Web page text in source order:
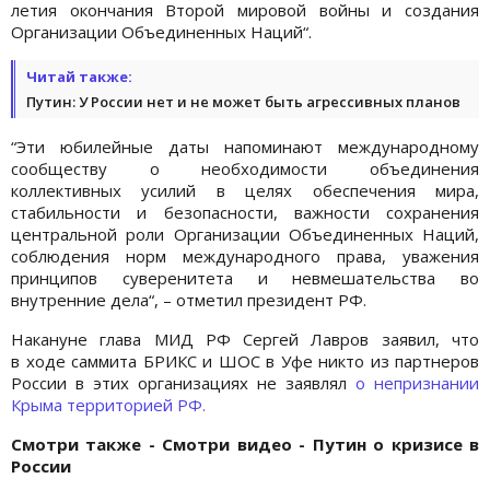
летия окончания Второй мировой войны и создания
Организации Объединенных Наций“.
Читай также:
Путин: У России нет и не может быть агрессивных планов
“Эти юбилейные даты напоминают международному
сообществу о необходимости объединения
коллективных усилий в целях обеспечения мира,
стабильности и безопасности, важности сохранения
центральной роли Организации Объединенных Наций,
соблюдения норм международного права, уважения
принципов суверенитета и невмешательства во
внутренние дела“, – отметил президент РФ.
Накануне глава МИД РФ Сергей Лавров заявил, что
в ходе саммита БРИКС и ШОС в Уфе никто из партнеров
России в этих организациях не заявлял о непризнании
Крыма территорией РФ.
Смотри также - Смотри видео - Путин о кризисе в
России